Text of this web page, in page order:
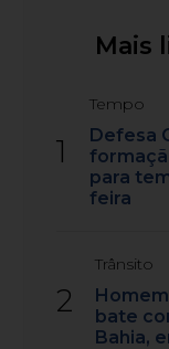
Mais
1
Tempo
Defesa
para
feira
2
Trânsito
bate
Bahia,